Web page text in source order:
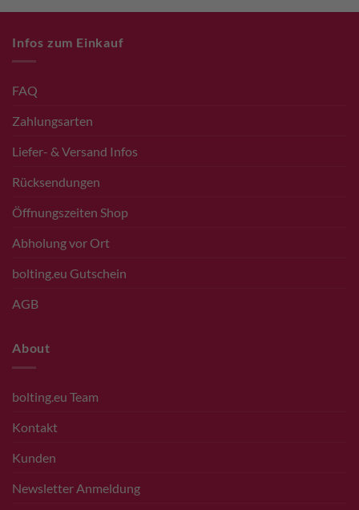
Infos zum Einkauf
FAQ
Zahlungsarten
Liefer- & Versand Infos
Rücksendungen
Öffnungszeiten Shop
Abholung vor Ort
bolting.eu Gutschein
AGB
About
bolting.eu Team
Kontakt
Kunden
Newsletter Anmeldung